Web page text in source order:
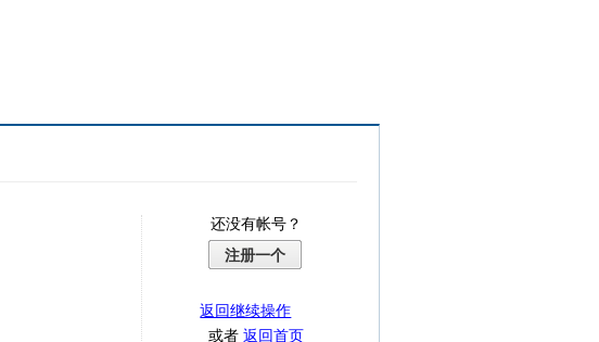
还没有帐号？
注册一个
返回继续操作
或者返回首页